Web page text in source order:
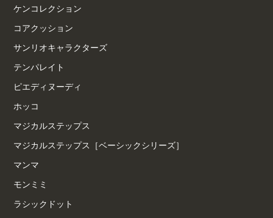
ケンコレクション
コアクッション
サンリオキャラクターズ
テンパレイト
ピエディヌーディ
ホッコ
マジカルステップス
マジカルステップス［ベーシックシリーズ］
マンマ
モンミミ
ラシックドット